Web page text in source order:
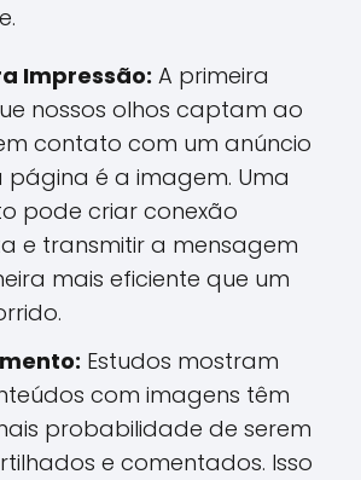
Impressão: A primeira
nossos olhos captam ao
contato com um anúncio
página é a imagem. Uma
pode criar conexão
e transmitir a mensagem
mais eficiente que um
Estudos mostram
com imagens têm
probabilidade de serem
e comentados. Isso